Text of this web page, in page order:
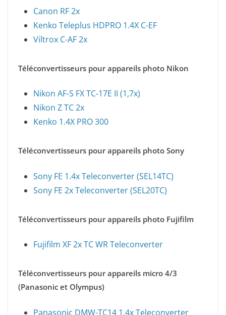
Canon RF 2x
Kenko Teleplus HDPRO 1.4X C-EF
Viltrox C-AF 2x
Téléconvertisseurs pour appareils photo Nikon
Nikon AF-S FX TC-17E II (1,7x)
Nikon Z TC 2x
Kenko 1.4X PRO 300
Téléconvertisseurs pour appareils photo Sony
Sony FE 1.4x Teleconverter (SEL14TC)
Sony FE 2x Teleconverter (SEL20TC)
Téléconvertisseurs pour appareils photo Fujifilm
Fujifilm XF 2x TC WR Teleconverter
Téléconvertisseurs pour appareils micro 4/3
(Panasonic et Olympus)
Panasonic DMW-TC14 1.4x Teleconverter